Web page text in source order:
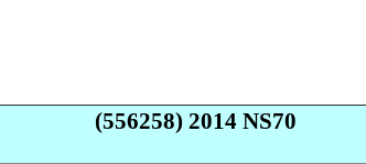
(556258) 2014 NS70